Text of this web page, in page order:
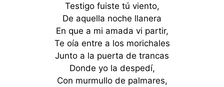
Testigo fuiste tú viento,
De aquella noche llanera
En que a mi amada vi partir,
Te oía entre a los morichales
Junto a la puerta de trancas
Donde yo la despedí,
Con murmullo de palmares,